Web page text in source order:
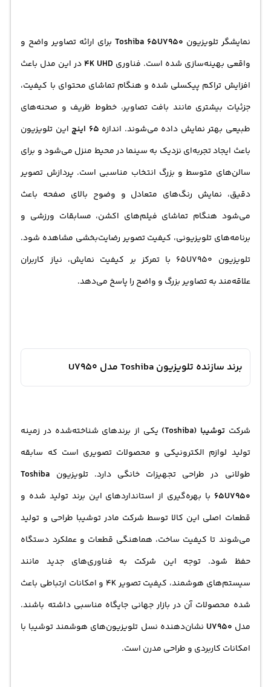
نمایشگر تلویزیون Toshiba 65U7950 برای ارائه تصاویر واضح و
واقعی بهینه‌سازی شده است. فناوری 4K UHD در این مدل باعث
افزایش تراکم پیکسلی شده و هنگام تماشای محتوای با کیفیت،
جزئیات بیشتری مانند بافت تصاویر، خطوط ظریف و صحنه‌های
طبیعی بهتر نمایش داده می‌شوند. اندازه 65 اینچ
این تلویزیون
باعث ایجاد تجربه‌ای نزدیک به سینما در محیط منزل می‌شود و برای
سالن‌های متوسط و بزرگ انتخاب مناسبی است. پردازش تصویر
دقیق، نمایش رنگ‌های متعادل و وضوح بالای صفحه باعث
می‌شود هنگام تماشای فیلم‌های اکشن، مسابقات ورزشی و
برنامه‌های تلویزیونی، کیفیت تصویر رضایت‌بخشی مشاهده شود.
تلویزیون 65U7950 با تمرکز بر کیفیت نمایش، نیاز کاربران
علاقه‌مند به تصاویر بزرگ و واضح را پاسخ می‌دهد.
برند سازنده تلویزیون Toshiba مدل U7950
شرکتتوشیبا (Toshiba)
یکی از برندهای شناخته‌شده در زمینه
تولید لوازم الکترونیکی و محصولات تصویری است که سابقه
طولانی در طراحی تجهیزات خانگی دارد. تلویزیون Toshiba
65U7950 با بهره‌گیری از استانداردهای این برند تولید شده و
قطعات اصلی این کالا توسط شرکت مادر توشیبا طراحی و تولید
می‌شوند تا کیفیت ساخت، هماهنگی قطعات و عملکرد دستگاه
حفظ شود. توجه این شرکت به فناوری‌های جدید مانند
سیستم‌های هوشمند، کیفیت تصویر 4K و امکانات ارتباطی باعث
شده محصولات آن در بازار جهانی جایگاه مناسبی داشته باشند.
مدل U7950 نشان‌دهنده نسل تلویزیون‌های هوشمند توشیبا با
امکانات کاربردی و طراحی مدرن است.